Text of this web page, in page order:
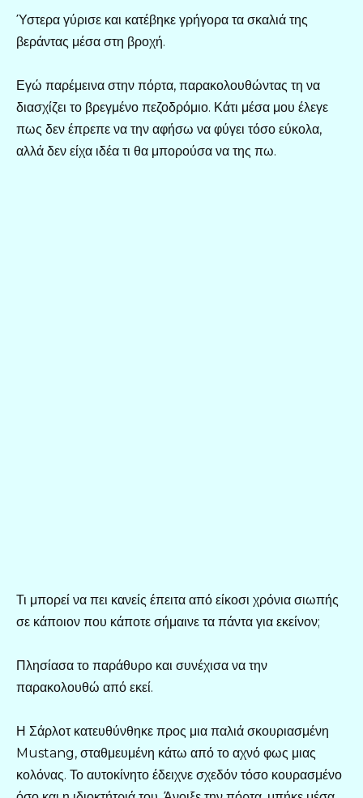
Ύστερα γύρισε και κατέβηκε γρήγορα τα σκαλιά της
βεράντας μέσα στη βροχή.
Εγώ παρέμεινα στην πόρτα, παρακολουθώντας τη να
διασχίζει το βρεγμένο πεζοδρόμιο. Κάτι μέσα μου έλεγε
πως δεν έπρεπε να την αφήσω να φύγει τόσο εύκολα,
αλλά δεν είχα ιδέα τι θα μπορούσα να της πω.
Τι μπορεί να πει κανείς έπειτα από είκοσι χρόνια σιωπής
σε κάποιον που κάποτε σήμαινε τα πάντα για εκείνον;
Πλησίασα το παράθυρο και συνέχισα να την
παρακολουθώ από εκεί.
Η Σάρλοτ κατευθύνθηκε προς μια παλιά σκουριασμένη
Mustang, σταθμευμένη κάτω από το αχνό φως μιας
κολόνας. Το αυτοκίνητο έδειχνε σχεδόν τόσο κουρασμένο